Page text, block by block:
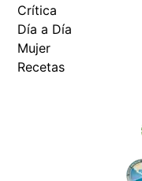
Crítica
Día a Día
Mujer
Recetas